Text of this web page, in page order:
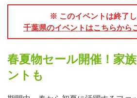
※ このイベントは終了し
千葉県のイベントはこちらから
春夏物セール開催！家
ントも